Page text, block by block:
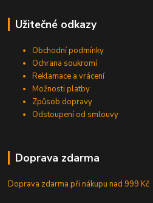
Užitečné odkazy
Obchodní podmínky
Ochrana soukromí
Reklamace a vrácení
Možnosti platby
Způsob dopravy
Odstoupení od smlouvy
Doprava zdarma
Doprava zdarma při nákupunad 999 Kč